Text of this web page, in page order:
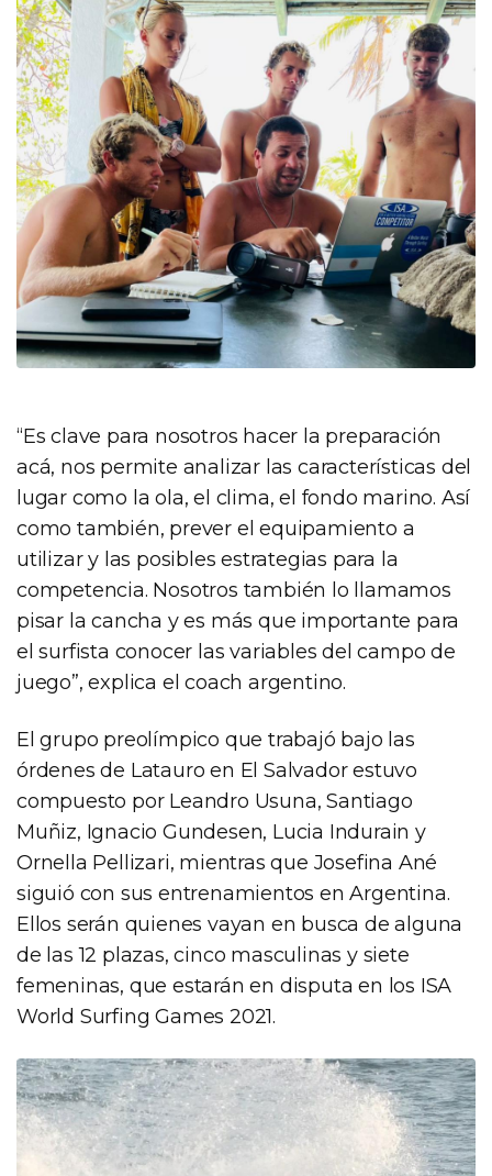
“Es clave para nosotros hacer la preparación
acá, nos permite analizar las características del
lugar como la ola, el clima, el fondo marino. Así
como también, prever el equipamiento a
utilizar y las posibles estrategias para la
competencia. Nosotros también lo llamamos
pisar la cancha y es más que importante para
el surfista conocer las variables del campo de
juego”, explica el coach argentino.
El grupo preolímpico que trabajó bajo las
órdenes de Latauro en El Salvador estuvo
compuesto por Leandro Usuna, Santiago
Muñiz, Ignacio Gundesen, Lucia Indurain y
Ornella Pellizari, mientras que Josefina Ané
siguió con sus entrenamientos en Argentina.
Ellos serán quienes vayan en busca de alguna
de las 12 plazas, cinco masculinas y siete
femeninas, que estarán en disputa en los ISA
World Surfing Games 2021.